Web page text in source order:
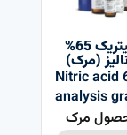
اسیدنیتریک 65%
(مرک)
Nitric
analysis
مرک